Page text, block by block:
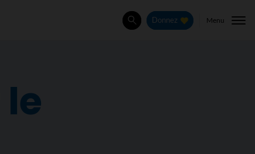
Rechercher
Donnez Menu